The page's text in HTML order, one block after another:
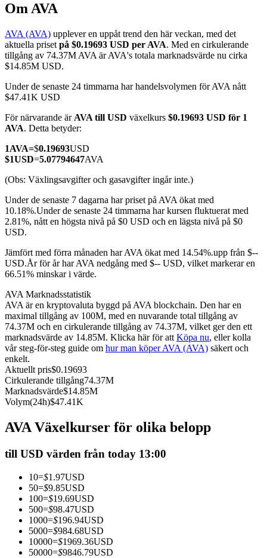
COIN-M Futures
Futures för kryptovaluta
TradFi
Derivat för aktier, valuta, ädelmetaller och råvaror
Futures med USDC som säkerhet
Kopiera Trading
Gå med de bästa handlarna
Bli en Copy Trader
Njut av vinstdelning och kopieringshandelsprovisioner
Om AVA
AVA (AVA) upplever en uppåt trend den här veckan, med det
aktuella priset på $0.19693 USD per AVA. Med en cirkulerande
tillgång av 74.37M AVA är AVA's totala marknadsvärde nu cirka
$14.85M USD.
Under de senaste 24 timmarna har handelsvolymen för AVA nått
$47.41K USD
För närvarande är AVA till USD växelkurs $0.19693 USD för 1
AVA. Detta betyder:
1AVA=$0.19693USD
$1USD=5.07794647AVA
(Obs: Växlingsavgifter och gasavgifter ingår inte.)
Under de senaste 7 dagarna har priset på AVA ökat med
10.18%.Under de senaste 24 timmarna har kursen fluktuerat med
2.81%, nått en högsta nivå på $0 USD och en lägsta nivå på $0
USD.
Jämfört med förra månaden har AVA ökat med 14.54%.upp från $--
USD.År för år har AVA nedgång med $-- USD, vilket markerar en
66.51% minskar i värde.
AVA Marknadsstatistik
AVA är en kryptovaluta byggd på AVA blockchain. Den har en
maximal tillgång av 100M, med en nuvarande total tillgång av
74.37M och en cirkulerande tillgång av 74.37M, vilket ger den ett
marknadsvärde av 14.85M. Klicka här för att Köpa nu, eller kolla
vår steg-för-steg guide om hur man köper AVA (AVA) säkert och
enkelt.
Aktuellt pris$0.19693
Cirkulerande tillgång74.37M
Marknadsvärde$14.85M
Volym(24h)$47.41K
AVA Växelkurser för olika belopp
till USD värden från today 13:00
10=$1.97USD
50=$9.85USD
100=$19.69USD
500=$98.47USD
1000=$196.94USD
5000=$984.68USD
10000=$1969.36USD
50000=$9846.79USD